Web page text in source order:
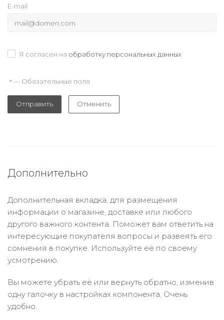
E-mail
Я согласен на обработку персональных данных
* — Обязательные поля
Отправить Отменить
Дополнительно
Дополнительная вкладка, для размещения
информации о магазине, доставке или любого
другого важного контента. Поможет вам ответить на
интересующие покупателя вопросы и развеять его
сомнения в покупке. Используйте её по своему
усмотрению.
Вы можете убрать её или вернуть обратно, изменив
одну галочку в настройках компонента. Очень
удобно.